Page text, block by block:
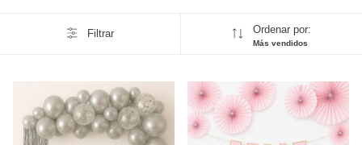
Filtrar Ordenar por:
Más vendidos